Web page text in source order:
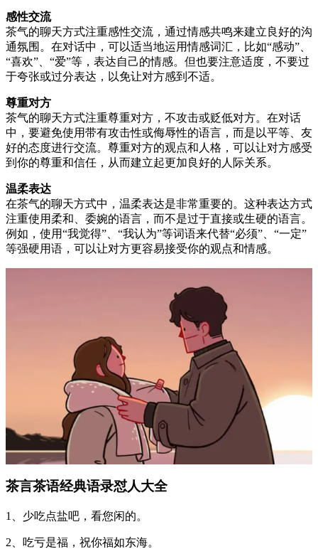
感性交流
茶气的聊天方式注重感性交流，通过情感共鸣来建立良好的沟
通氛围。在对话中，可以适当地运用情感词汇，比如“感动”、
“喜欢”、“爱”等，表达自己的情感。但也要注意适度，不要过
于夸张或过分表达，以免让对方感到不适。
尊重对方
茶气的聊天方式注重尊重对方，不攻击或贬低对方。在对话
中，要避免使用带有攻击性或侮辱性的语言，而是以平等、友
好的态度进行交流。尊重对方的观点和人格，可以让对方感受
到你的尊重和信任，从而建立起更加良好的人际关系。
温柔表达
在茶气的聊天方式中，温柔表达是非常重要的。这种表达方式
注重使用柔和、委婉的语言，而不是过于直接或生硬的语言。
例如，使用“我觉得”、“我认为”等词语来代替“必须”、“一定”
等强硬用语，可以让对方更容易接受你的观点和情感。
茶言茶语经典语录怼人大全
1、少吃点盐吧，看您闲的。
2、吃亏是福，祝你福如东海。